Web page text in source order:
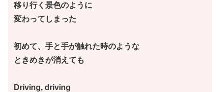
移り行く景色のように
変わってしまった
初めて、手と手が触れた時のような
ときめきが消えても
Driving, driving